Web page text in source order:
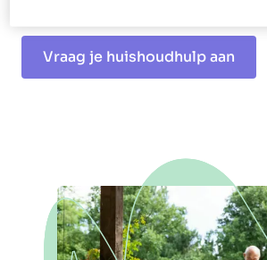
Vraag je huishoudhulp aan